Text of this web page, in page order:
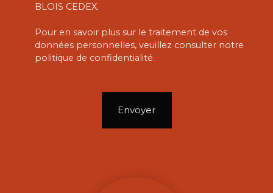
BLOIS CEDEX.
Pour en savoir plus sur le traitement de vos
données personnelles, veuillez consulter notre
politique de confidentialité.
Envoyer